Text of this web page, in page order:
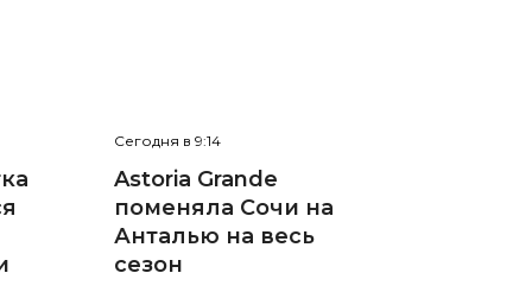
Сегодня в 9:14
Astoria Grande
поменяла Сочи на
Анталью на весь
сезон